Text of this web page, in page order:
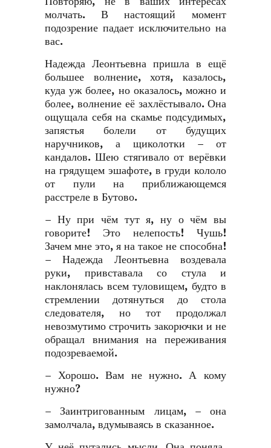
молчать. В настоящий момент
подозрение падает исключительно на
вас.
Надежда Леонтьевна пришла в ещё
большее волнение, хотя, казалось,
куда уж более, но оказалось, можно и
более, волнение её захлёстывало. Она
ощущала себя на скамье подсудимых,
запястья болели от будущих
наручников, а щиколотки – от
кандалов. Шею стягивало от верёвки
на грядущем эшафоте, в груди кололо
от пули на приближающемся
расстреле в Бутово.
– Ну при чём тут я, ну о чём вы
говорите! Это нелепость! Чушь!
Зачем мне это, я на такое не способна!
– Надежда Леонтьевна воздевала
руки, привставала со стула и
наклонялась всем туловищем, будто в
стремлении дотянуться до стола
следователя, но тот продолжал
невозмутимо строчить закорючки и не
обращал внимания на переживания
подозреваемой.
– Хорошо. Вам не нужно. А кому
нужно?
– Заинтригованным лицам, – она
замолчала, вдумываясь в сказанное.